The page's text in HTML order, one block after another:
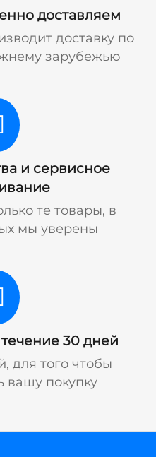
доставляем
доставку по
зарубежью
и сервисное
те товары, в
мы уверены
30 дней
для того чтобы
вашу покупку